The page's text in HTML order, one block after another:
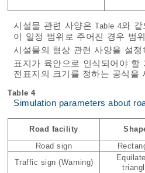
시설물 관련 사양은Table 4와
이 일정 범위로 주어진 경우 범
시설물의 형상 관련 사양을 설
표지가 육안으로 인식되어야 할
전표지의 크기를 정하는 공식을
Table 4
Simulation parameters about
Road facility
Road sign
Traffic sign (Warning)